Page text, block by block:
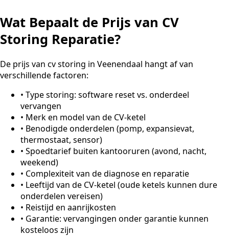
Wat Bepaalt de Prijs van CV
Storing Reparatie?
De prijs van cv storing in Veenendaal hangt af van
verschillende factoren:
• Type storing: software reset vs. onderdeel
vervangen
• Merk en model van de CV-ketel
• Benodigde onderdelen (pomp, expansievat,
thermostaat, sensor)
• Spoedtarief buiten kantooruren (avond, nacht,
weekend)
• Complexiteit van de diagnose en reparatie
• Leeftijd van de CV-ketel (oude ketels kunnen dure
onderdelen vereisen)
• Reistijd en aanrijkosten
• Garantie: vervangingen onder garantie kunnen
kosteloos zijn